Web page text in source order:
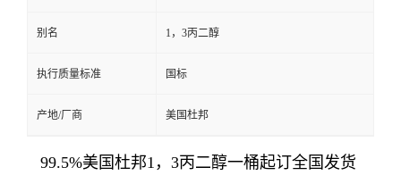
别名 1，3丙二醇
执行质量标准 国标
产地/厂商 美国杜邦
99.5%美国杜邦1，3丙二醇一桶起订全国发货